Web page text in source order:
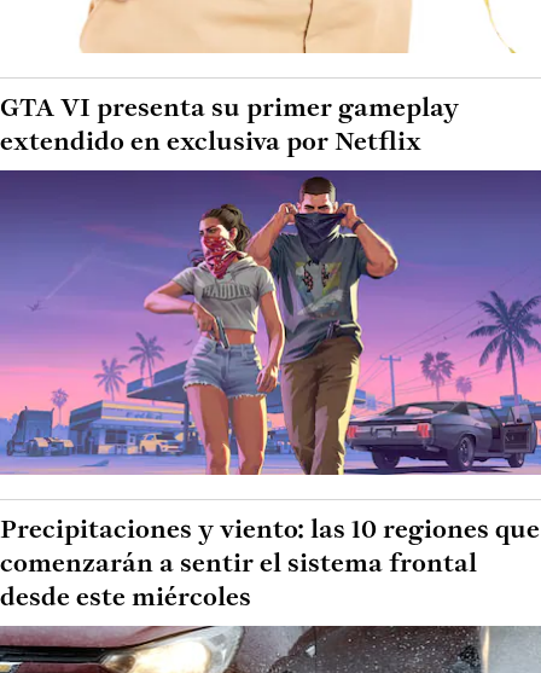
GTA VI presenta su primer gameplay
extendido en exclusiva por Netflix
Precipitaciones y viento: las 10 regiones que
comenzarán a sentir el sistema frontal
desde este miércoles